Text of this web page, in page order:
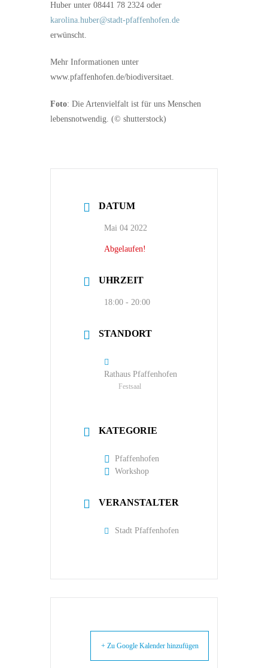
Huber unter 08441 78 2324 oder
karolina.huber@stadt-pfaffenhofen.de
erwünscht.
Mehr Informationen unter
www.pfaffenhofen.de/biodiversitaet.
Foto: Die Artenvielfalt ist für uns Menschen
lebensnotwendig. (© shutterstock)
DATUM
Mai 04 2022
Abgelaufen!
UHRZEIT
18:00 - 20:00
STANDORT
Rathaus Pfaffenhofen
Festsaal
KATEGORIE
Pfaffenhofen
Workshop
VERANSTALTER
Stadt Pfaffenhofen
+ Zu Google Kalender hinzufügen